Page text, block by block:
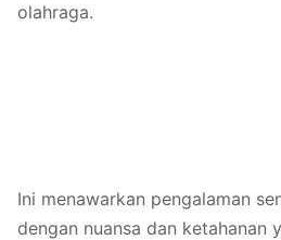
olahraga.
Ini menawarkan pengalaman
dengan nuansa dan ketahanan